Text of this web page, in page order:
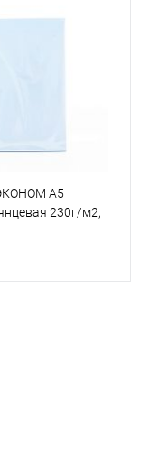
A5
230г/м2,